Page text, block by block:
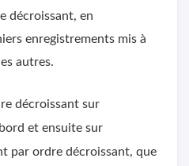
décroissant, en
enregistrements mis à
autres.
décroissant sur
et ensuite sur
par ordre décroissant, que